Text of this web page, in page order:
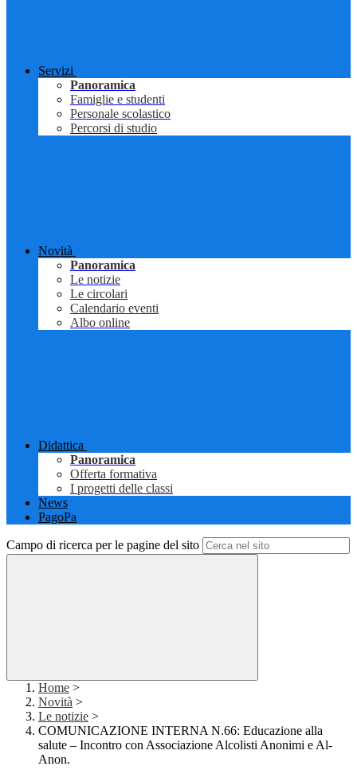
Servizi
Panoramica
Famiglie e studenti
Personale scolastico
Percorsi di studio
Novità
Panoramica
Le notizie
Le circolari
Calendario eventi
Albo online
Didattica
Panoramica
Offerta formativa
I progetti delle classi
News
PagoPa
Campo di ricerca per le pagine del sito
Home >
Novità >
Le notizie >
COMUNICAZIONE INTERNA N.66: Educazione alla
salute – Incontro con Associazione Alcolisti Anonimi e Al-
Anon.